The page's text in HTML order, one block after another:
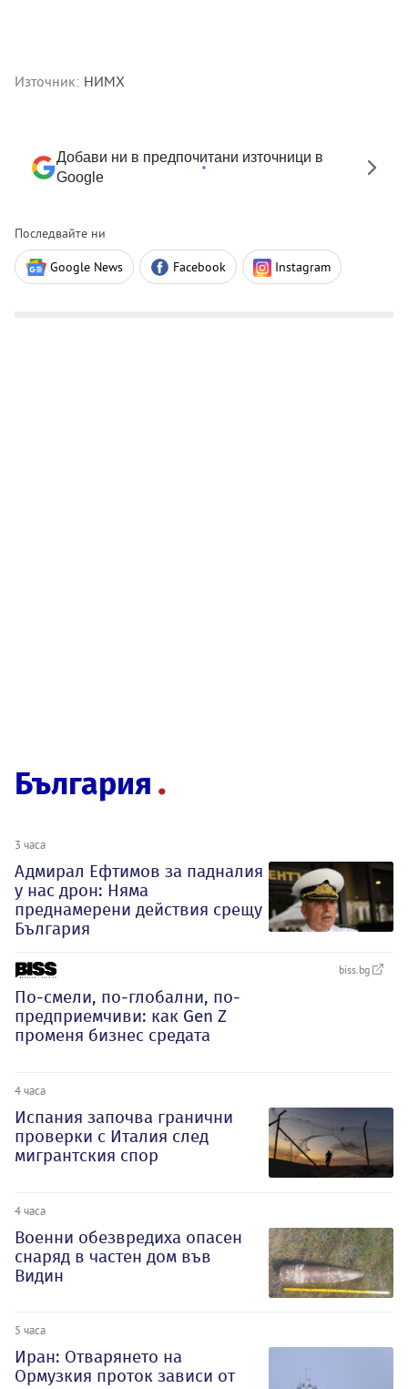
Източник: НИМХ
Добави ни в предпочитани източници в
Google
Последвайте ни
Google News Facebook Instagram
България
3 часа
Адмирал Ефтимов за падналия
у нас дрон: Няма
преднамерени действия срещу
България
biss.bg
По-смели, по-глобални, по-
предприемчиви: как Gen Z
променя бизнес средата
4 часа
Испания започва гранични
проверки с Италия след
мигрантския спор
4 часа
Военни обезвредиха опасен
снаряд в частен дом във
Видин
5 часа
Иран: Отварянето на
Ормузкия проток зависи от